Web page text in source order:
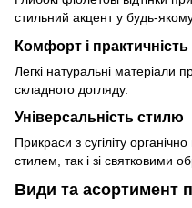
стильний акцент у будь-якому
Комфорт і практичність
Легкі натуральні матеріали
складного догляду.
Універсальність стилю
Прикраси з сугіліту
стилем, так і зі святковими
Види та асортимент